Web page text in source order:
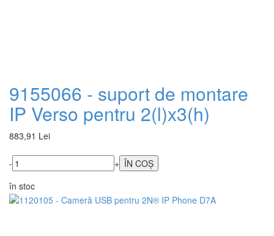
9155066 - suport de montare
IP Verso pentru 2(l)x3(h)
883,91 Lei
-
+
în stoc